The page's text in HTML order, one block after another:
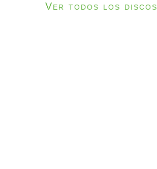
Ver todos los discos